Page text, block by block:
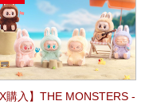
購入】THE MONSTERS -